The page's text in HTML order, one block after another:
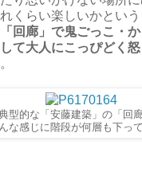
くらい楽しいかという
回廊」で鬼ごっこ・
て大人にこっぴどく
。
型的な「安藤建築」の「回廊
な感じに階段が何層も下って